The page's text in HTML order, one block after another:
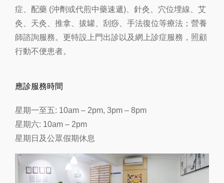
症、配藥 (沖劑或代煎中藥速遞)、針灸、穴位埋線、艾
灸、 天灸
、推拿、拔罐、刮痧、手法復位等療法；營養
師諮詢服務。更特設上門出診以及網上診症服務，照顧
行動不便患者。
應診服務時間
星期一至五: 10am – 2pm, 3pm – 8pm
星期六: 10am – 2pm
星期日及公眾假期休息